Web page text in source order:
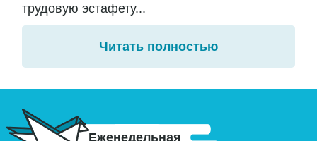
трудовую эстафету...
Читать полностью
Еженедельная